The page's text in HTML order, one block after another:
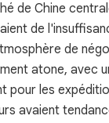
de Chine
de
de
atone, avec
pour les
avaient